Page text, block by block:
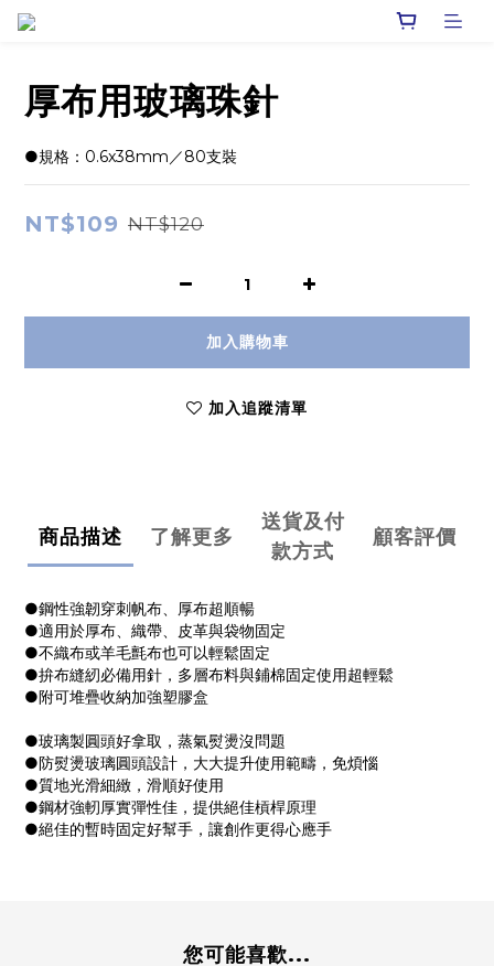
厚布用玻璃珠針
●規格：0.6x38mm／80支裝
NT$109 NT$120
加入購物車
加入追蹤清單
商品描述 了解更多
送貨及付
款方式
顧客評價
●鋼性強韌穿刺帆布、厚布超順暢
●適用於厚布、織帶、皮革與袋物固定
●不織布或羊毛氈布也可以輕鬆固定
●拚布縫紉必備用針，多層布料與鋪棉固定使用超輕鬆
●附可堆疊收納加強塑膠盒
●玻璃製圓頭好拿取，蒸氣熨燙沒問題
●防熨燙玻璃圓頭設計，大大提升使用範疇，免煩惱
●質地光滑細緻，滑順好使用
●鋼材強軔厚實彈性佳，提供絕佳槓桿原理
●絕佳的暫時固定好幫手，讓創作更得心應手
您可能喜歡...